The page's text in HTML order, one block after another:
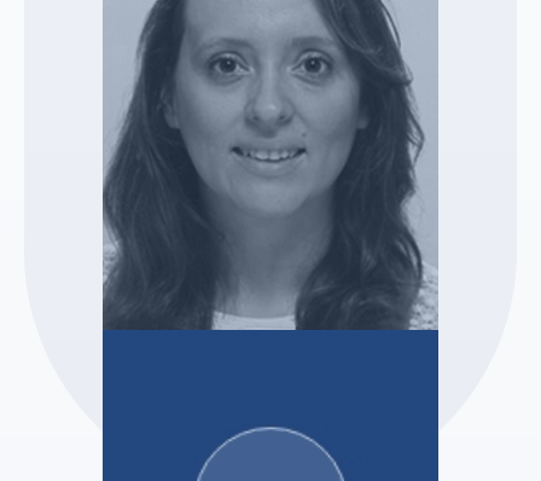
Hélène BRANCHU-BORD
Mandataire Judiciaire